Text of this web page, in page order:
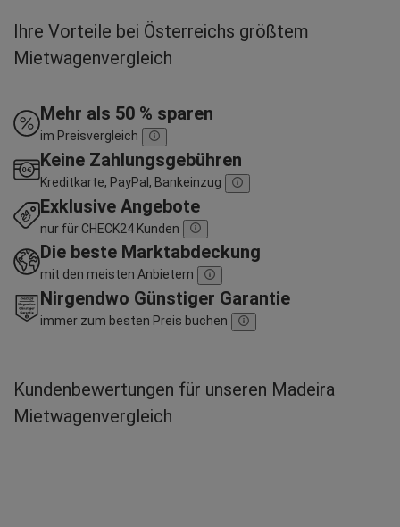
Ihre Vorteile bei Österreichs größtem
Mietwagenvergleich
Mehr als 50 % sparen
im Preisvergleich
Keine Zahlungsgebühren
Kreditkarte, PayPal, Bankeinzug
Exklusive Angebote
nur für CHECK24 Kunden
Die beste Marktabdeckung
mit den meisten Anbietern
Nirgendwo Günstiger Garantie
immer zum besten Preis buchen
Kundenbewertungen für unseren Madeira
Mietwagenvergleich